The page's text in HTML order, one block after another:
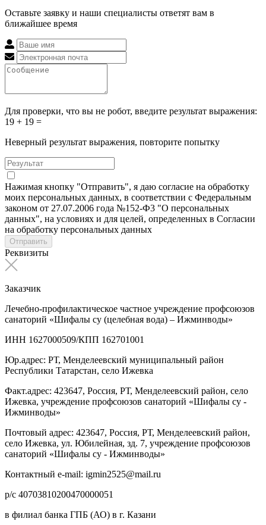
Оставьте заявку и наши специалисты ответят вам в
ближайшее время
Для проверки, что вы не робот, введите результат выражения:
19 + 19 =
Неверный результат выражения, повторите попытку
Нажимая кнопку "Отправить", я даю согласие на обработку
моих персональных данных, в соответствии с Федеральным
законом от 27.07.2006 года №152-Ф3 "О персональных
данных", на условиях и для целей, определенных в Согласии
на обработку персональных данных
Отправить
Реквизиты
Заказчик
Лечебно-профилактическое частное учреждение профсоюзов
санаторий «Шифалы су (целебная вода) – Ижминводы»
ИНН 1627000509/КПП 162701001
Юр.адрес: РТ, Менделеевский муниципальный район
Республики Татарстан, село Ижевка
Факт.адрес: 423647, Россия, РТ, Менделеевский район, село
Ижевка, учреждение профсоюзов санаторий «Шифалы су -
Ижминводы»
Почтовый адрес: 423647, Россия, РТ, Менделеевский район,
село Ижевка, ул. Юбилейная, зд. 7, учреждение профсоюзов
санаторий «Шифалы су - Ижминводы»
Контактный e-mail: igmin2525@mail.ru
р/с 40703810200470000051
в филиал банка ГПБ (АО) в г. Казани